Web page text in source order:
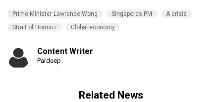
Prime Minister Lawrence Wong Singapores PM
A crisis
Strait of Hormuz
Global economy
Content Writer
Pardeep
Related News